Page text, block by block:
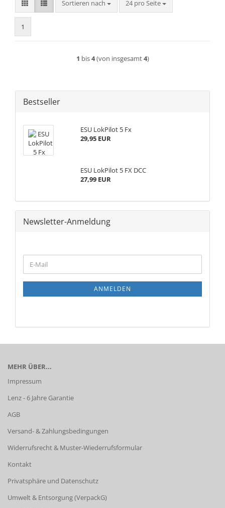
Sortieren nach
Sortieren nach 24 pro Seite
pro Seite
1
1 bis4(von insgesamt4)
Bestseller
ESU LokPilot 5 Fx
29,95 EUR
ESU LokPilot 5 FX DCC
27,99 EUR
Newsletter-Anmeldung
ZUR
NEWSLETTER-
E-
Mail
ANMELDEN
MEHR ÜBER...
Impressum
Lenz - 6 Jahre Garantie
AGB
Versand- & Zahlungsbedingungen
Widerrufsrecht & Muster-Wiederrufsformular
Kontakt
Privatsphäre und Datenschutz
Umwelt & Entsorgung (VerpackG)